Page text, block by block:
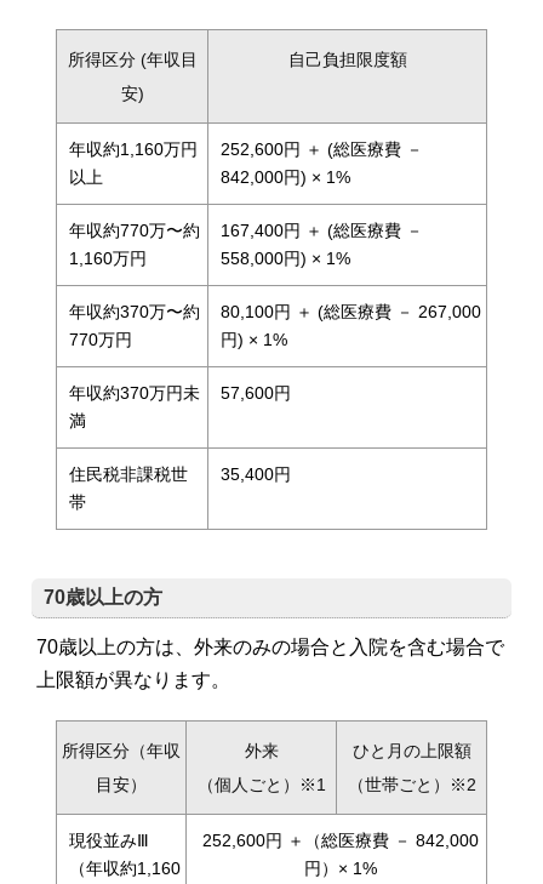
所得区分 (年収目
安)
自己負担限度額
年収約1,160万円
以上
252,600円 ＋ (総医療費 －
842,000円) × 1%
年収約770万〜約
1,160万円
167,400円 ＋ (総医療費 －
558,000円) × 1%
年収約370万〜約
770万円
80,100円 ＋ (総医療費 － 267,000
円) × 1%
年収約370万円未
満
57,600円
住民税非課税世
帯
35,400円
70歳以上の方
70歳以上の方は、外来のみの場合と入院を含む場合で
上限額が異なります。
所得区分（年収
目安）
外来
（個人ごと）※1
ひと月の上限額
（世帯ごと）※2
現役並みⅢ
（年収約1,160
252,600円 ＋（総医療費 － 842,000
円）× 1%